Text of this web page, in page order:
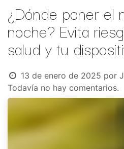
¿Dónde poner el
noche? Evita
salud y tu
13 de enero de 2025 por
Todavía no hay comentarios.